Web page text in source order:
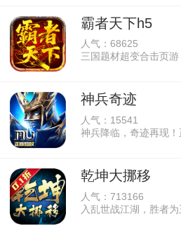
霸者天下h5
人气：68625
三国题材超变合击页游
神兵奇迹
人气：15541
神兵降临，奇迹再现！
乾坤大挪移
人气：713166
入乱世战江湖，胜者为